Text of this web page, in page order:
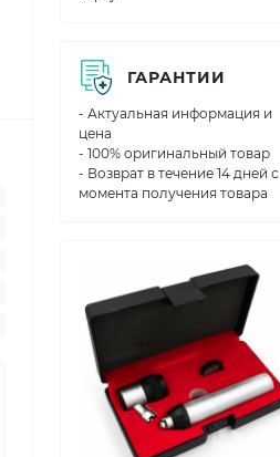
ГАРАНТИИ
- Актуальная информация и
цена
- 100% оригинальный товар
- Возврат в течение 14 дней с
момента получения товара